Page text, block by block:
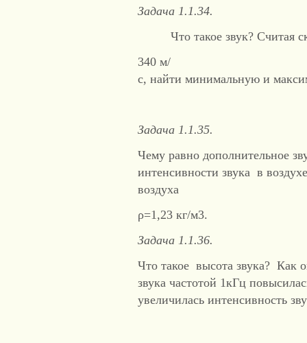
Задача 1.1.34.
Что такое звук? Считая
340 м/
с, найти минимальную и
Задача 1.1.35.
Чему равно дополнительное
интенсивности звука в
воздуха
ρ=1,23 кг/м3.
Задача 1.1.36.
Что такое высота звука? Как
звука частотой 1кГц
увеличилась интенсивность